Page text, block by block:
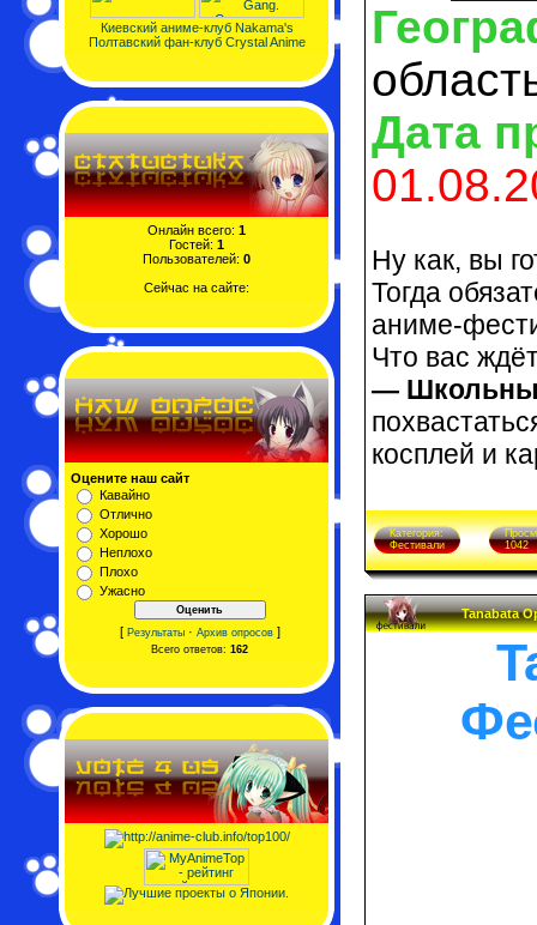
Киевский аниме-клуб Nakama's
Полтавский фан-клуб Crystal Anime
Онлайн всего: 1
Гостей: 1
Пользователей: 0
Сейчас на сайте:
Оцените наш сайт
Кавайно
Отлично
Хорошо
Неплохо
Плохо
Ужасно
[ Результаты· Архив опросов]
Всего ответов: 162
Дата
Ну как, вы
Тогда
аниме-
Что вас
—
косплей и
Категория:
Фестивали
1042
Tanabata